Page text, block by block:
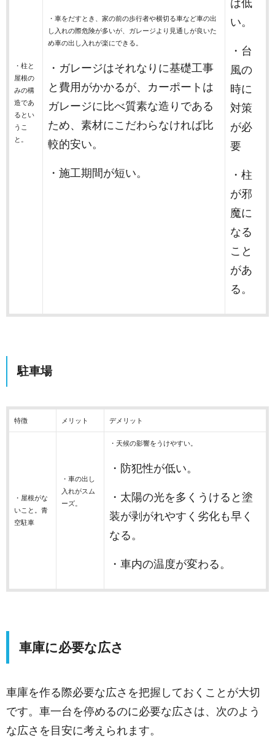
・柱と
屋根の
みの構
造であ
るとい
うこ
と。
・車をだすとき、家の前の歩行者や横切る車など車の出
し入れの際危険が多いが、ガレージより見通しが良いた
め車の出し入れが楽にできる。
・ガレージはそれなりに基礎工事
と費用がかかるが、カーポートは
ガレージに比べ質素な造りである
ため、素材にこだわらなければ比
較的安い。
・施工期間が短い。
は低
い。
・台
風の
時に
対策
が必
要
・柱
が邪
魔に
なる
こと
があ
る。
駐車場
特徴 メリット デメリット
・屋根がな
いこと。青
空駐車
・車の出し
入れがスム
ーズ。
・天候の影響をうけやすい。
・防犯性が低い。
・太陽の光を多くうけると塗
装が剥がれやすく劣化も早く
なる。
・車内の温度が変わる。
車庫に必要な広さ
車庫を作る際必要な広さを把握しておくことが大切
です。車一台を停めるのに必要な広さは、次のよう
な広さを目安に考えられます。